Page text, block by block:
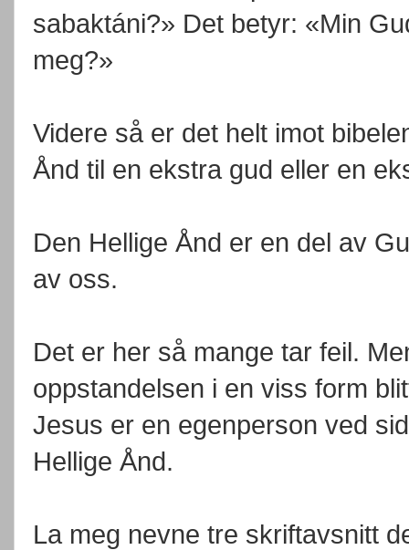
sabaktáni?» Det betyr: «Min
meg?»
Videre så er det helt imot
Ånd til en ekstra gud eller en
Den Hellige Ånd er en del av
av oss.
Det er her så mange tar feil.
oppstandelsen i en viss form
Jesus er en egenperson ved
Hellige Ånd.
La meg nevne tre skriftavsnitt